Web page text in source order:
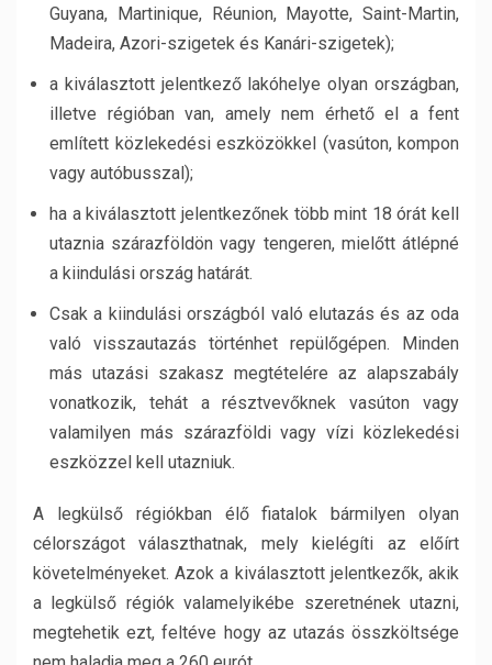
Guyana, Martinique, Réunion, Mayotte, Saint-Martin,
Madeira, Azori-szigetek és Kanári-szigetek);
a kiválasztott jelentkező lakóhelye olyan országban,
illetve régióban van, amely nem érhető el a fent
említett közlekedési eszközökkel (vasúton, kompon
vagy autóbusszal);
ha a kiválasztott jelentkezőnek több mint 18 órát kell
utaznia szárazföldön vagy tengeren, mielőtt átlépné
a kiindulási ország határát.
Csak a kiindulási országból való elutazás és az oda
való visszautazás történhet repülőgépen. Minden
más utazási szakasz megtételére az alapszabály
vonatkozik, tehát a résztvevőknek vasúton vagy
valamilyen más szárazföldi vagy vízi közlekedési
eszközzel kell utazniuk.
A legkülső régiókban élő fiatalok bármilyen olyan
célországot választhatnak, mely kielégíti az előírt
követelményeket. Azok a kiválasztott jelentkezők, akik
a legkülső régiók valamelyikébe szeretnének utazni,
megtehetik ezt, feltéve hogy az utazás összköltsége